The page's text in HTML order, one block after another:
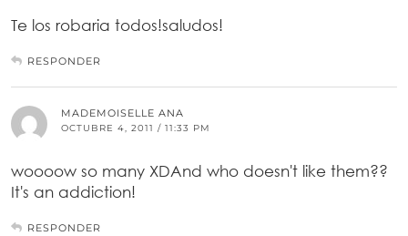
Te los robaria todos!saludos!
RESPONDER
MADEMOISELLE ANA
OCTUBRE 4, 2011 / 11:33 PM
woooow so many XDAnd who doesn't like them??
It's an addiction!
RESPONDER